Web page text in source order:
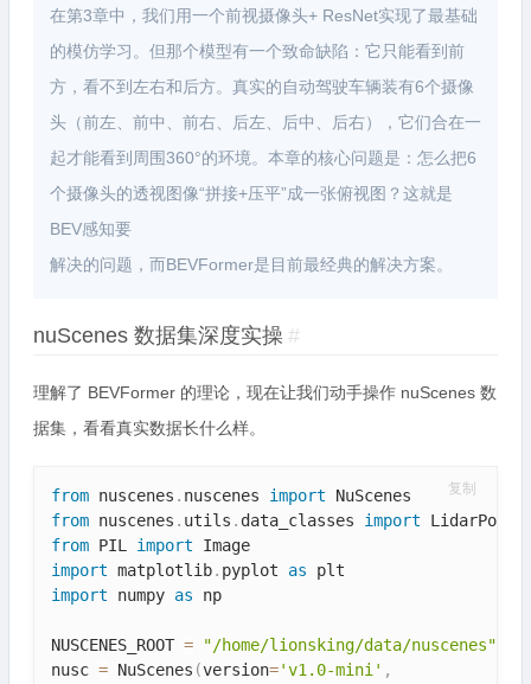
在第3章中，我们用一个前视摄像头+ ResNet实现了最基础
的模仿学习。但那个模型有一个致命缺陷：它只能看到前
方，看不到左右和后方。真实的自动驾驶车辆装有6个摄像
头（前左、前中、前右、后左、后中、后右），它们合在一
起才能看到周围360°的环境。本章的核心问题是：怎么把6
个摄像头的透视图像“拼接+压平”成一张俯视图？这就是
BEV感知要
解决的问题，而BEVFormer是目前最经典的解决方案。
nuScenes 数据集深度实操 #
理解了 BEVFormer 的理论，现在让我们动手操作 nuScenes 数
据集，看看真实数据长什么样。
from nuscenes . nuscenes import
from nuscenes . utils . data_classes import
from PIL import
import matplotlib. pyplot as
import numpy as np
NUSCENES_ROOT = "/home/lionsking/data/nuscenes"
nusc = NuScenes (version='v1.0-mini' ,
复制